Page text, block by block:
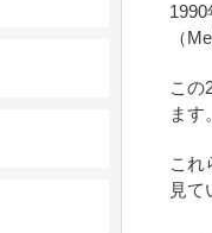
（
この
ます。
これ
見て